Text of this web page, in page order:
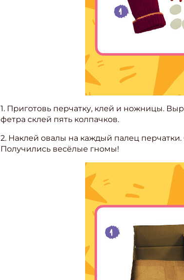
1. Приготовь перчатку, клей и ножницы.
фетра склей пять колпачков.
2. Наклей овалы на каждый палец
Получились весёлые гномы!
Подпишись на
Получи
Укажите имя
Укажите Ваш Email